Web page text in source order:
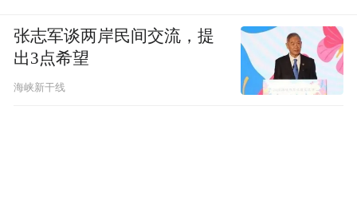
张志军谈两岸民间交流，提
出3点希望
海峡新干线